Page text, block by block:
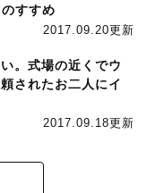
すすめ
2017.09.20更新
。式場の近くでウ
されたお二人にイ
2017.09.18更新